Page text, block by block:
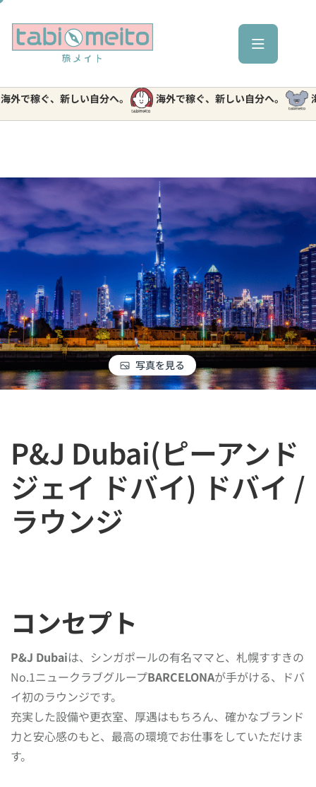
稼ぐ、新しい自分へ。 海外で稼ぐ、新しい自分へ。 海外
写真を見る
P&J Dubai(ピーアンド
ジェイ ドバイ) ドバイ /
ラウンジ
コンセプト
P&J Dubaiは、シンガポールの有名ママと、札幌すすきの
No.1ニュークラブグループBARCELONAが手がける、ドバ
イ初のラウンジです。
充実した設備や更衣室、厚遇はもちろん、確かなブランド
力と安心感のもと、最高の環境でお仕事をしていただけま
す。